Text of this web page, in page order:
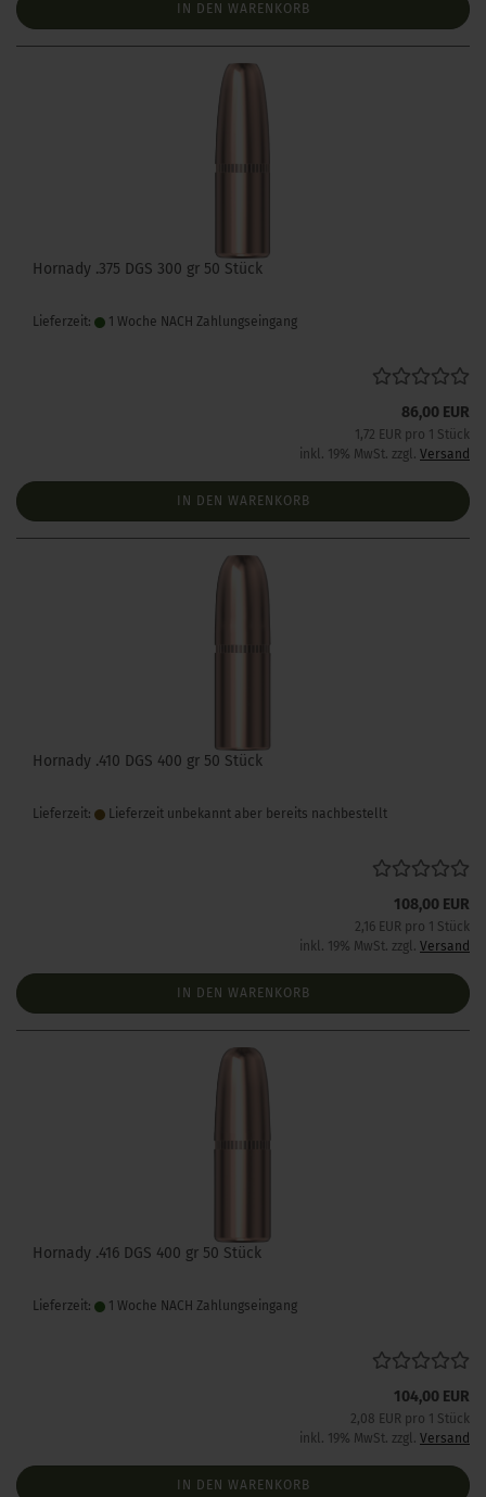
IN DEN WARENKORB
Hornady .375 DGS 300 gr 50 Stück
Lieferzeit: 1 Woche NACH Zahlungseingang
86,00 EUR
1,72 EUR pro 1 Stück
inkl. 19% MwSt. zzgl. Versand
IN DEN WARENKORB
Hornady .410 DGS 400 gr 50 Stück
Lieferzeit: Lieferzeit unbekannt aber bereits nachbestellt
108,00 EUR
2,16 EUR pro 1 Stück
inkl. 19% MwSt. zzgl. Versand
IN DEN WARENKORB
Hornady .416 DGS 400 gr 50 Stück
Lieferzeit: 1 Woche NACH Zahlungseingang
104,00 EUR
2,08 EUR pro 1 Stück
inkl. 19% MwSt. zzgl. Versand
IN DEN WARENKORB